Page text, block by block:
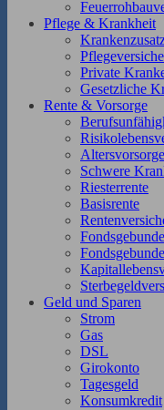
Pflege & Krankheit
Private
Gesetzliche
Rente & Vorsorge
Altersvorsorge
Schwere
Riesterrente
Basisrente
Geld und Sparen
Strom
Gas
DSL
Girokonto
Tagesgeld
Konsumkredit